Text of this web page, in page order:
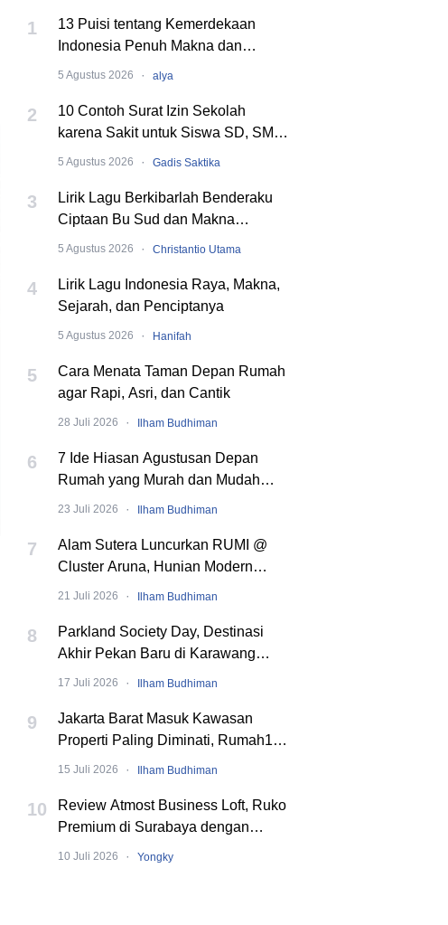
1
13 Puisi tentang Kemerdekaan
Indonesia Penuh Makna dan
Menyentuh Hati
5 Agustus 2026 · alya
2
10 Contoh Surat Izin Sekolah
karena Sakit untuk Siswa SD, SMP,
hingga SMA
5 Agustus 2026 · Gadis Saktika
3
Lirik Lagu Berkibarlah Benderaku
Ciptaan Bu Sud dan Makna
Dibaliknya
5 Agustus 2026 · Christantio Utama
4
Lirik Lagu Indonesia Raya, Makna,
Sejarah, dan Penciptanya
5 Agustus 2026 · Hanifah
5
Cara Menata Taman Depan Rumah
agar Rapi, Asri, dan Cantik
28 Juli 2026 · Ilham Budhiman
6
7 Ide Hiasan Agustusan Depan
Rumah yang Murah dan Mudah
Dibuat
23 Juli 2026 · Ilham Budhiman
7
Alam Sutera Luncurkan RUMI @
Cluster Aruna, Hunian Modern
Tropical 2 Lantai di Downtown Alam
21 Juli 2026 · Ilham Budhiman
8
Parkland Society Day, Destinasi
Akhir Pekan Baru di Karawang
dengan Pengalaman Berbeda.
17 Juli 2026 · Ilham Budhiman
9
Jakarta Barat Masuk Kawasan
Properti Paling Diminati, Rumah123
x balé by BTN PropVaganza 2026
15 Juli 2026 · Ilham Budhiman
10
Review Atmost Business Loft, Ruko
Premium di Surabaya dengan
Konsep Multi-Tenant
10 Juli 2026 · Yongky